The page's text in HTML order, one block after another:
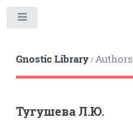
Gnostic Library/Authors
Тугушева Л.Ю.